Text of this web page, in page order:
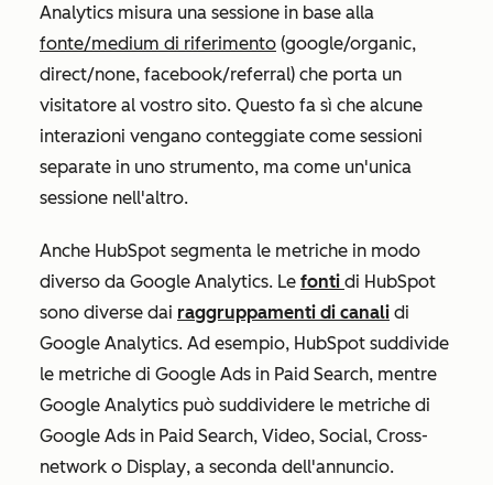
Analytics misura una sessione in base alla
fonte/medium di riferimento (google/organic,
direct/none, facebook/referral) che porta un
visitatore al vostro sito. Questo fa sì che alcune
interazioni vengano conteggiate come sessioni
separate in uno strumento, ma come un'unica
sessione nell'altro.
Anche HubSpot segmenta le metriche in modo
diverso da Google Analytics. Le fonti di HubSpot
sono diverse dai raggruppamenti di canali di
Google Analytics. Ad esempio, HubSpot suddivide
le metriche di Google Ads in Paid Search, mentre
Google Analytics può suddividere le metriche di
Google Ads in Paid Search, Video, Social, Cross-
network o Display, a seconda dell'annuncio.